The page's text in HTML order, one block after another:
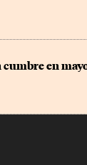
cumbre en